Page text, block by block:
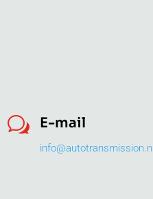
w E-mail
info@autotransmission.nl